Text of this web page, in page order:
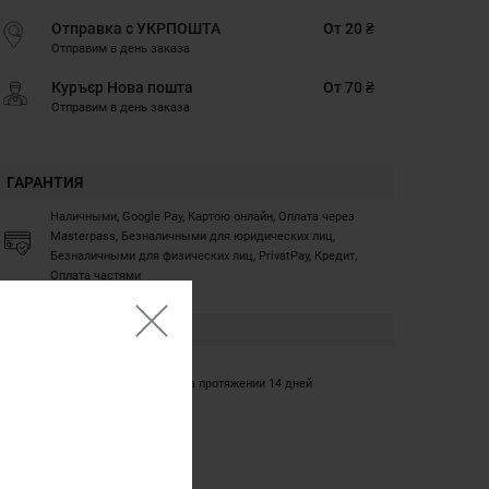
Отправка с УКРПОШТА
Отправим в день заказа
От 20 ₴
Куръєр Нова пошта
Отправим в день заказа
От 70 ₴
ГАРАНТИЯ
Наличными, Google Pay, Картою онлайн, Оплата через
Masterpass, Безналичными для юридических лиц,
Безналичными для физических лиц, PrivatPay, Кредит,
Оплата частями
Обмен/возврат товара на протяжении 14 дней